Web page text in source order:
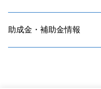
助成金・補助金情報